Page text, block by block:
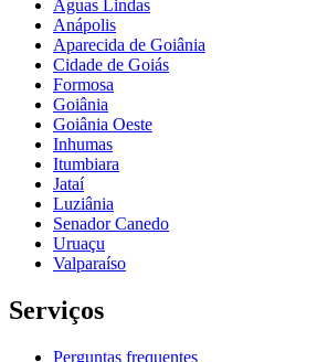
Águas Lindas
Anápolis
Aparecida de Goiânia
Cidade de Goiás
Formosa
Goiânia
Goiânia Oeste
Inhumas
Itumbiara
Jataí
Luziânia
Senador Canedo
Uruaçu
Valparaíso
Serviços
Perguntas frequentes